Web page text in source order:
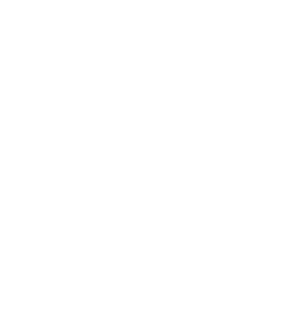
aluminum borosilicate, silica,
lauroyl glutamate,
diethylhexyl
(+/-): ci 77891, ci 77491, ci